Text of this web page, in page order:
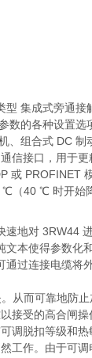
集成式旁通接
数的各种设置选
、组合式 DC 制
信接口，用于更
或 PROFINET
（40 ℃ 时开始
地对 3RW44
本使得参数化
过连接电缆将
从而可靠地防
接受的高合闸操
调脱扣等级和
工作。由于可